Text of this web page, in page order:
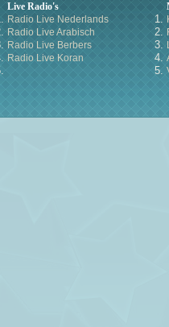
Live Radio's
Radio Live Nederlands
Radio Live Arabisch
Radio Live Berbers
Radio Live Koran